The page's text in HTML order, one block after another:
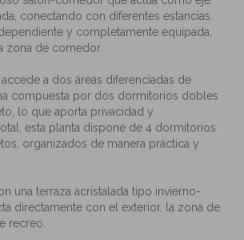
conectando con diferentes estancias.
y completamente equipada,
zona de comedor.
a dos áreas diferenciadas de
compuesta por dos dormitorios dobles
lo que aporta privacidad y
esta planta dispone de 4 dormitorios
organizados de manera práctica y
una terraza acristalada tipo invierno-
directamente con el exterior, la zona de
recreo.